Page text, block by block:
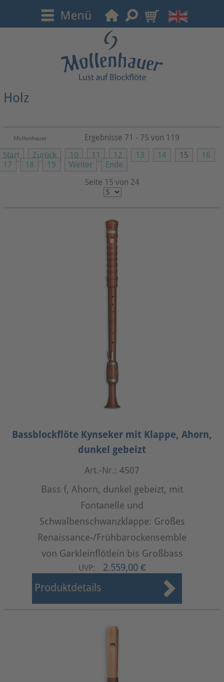
Holz
Mollenhauer
Start Zurück 10 11 12 13 14 15
16
17
18 19 Weiter
Ende
Seite 15 von 24
Ergebnisse 71 - 75 von 119
Bassblockflöte Kynseker mit Klappe, Ahorn,
dunkel gebeizt
Art.-Nr.: 4507
Bass f, Ahorn, dunkel gebeizt, mit
Fontanelle und
Schwalbenschwanzklappe: Großes
Renaissance-/Frühbarockensemble
von Garkleinflötlein bis Großbass
UVP: 2.559,00 €
Produktdetails